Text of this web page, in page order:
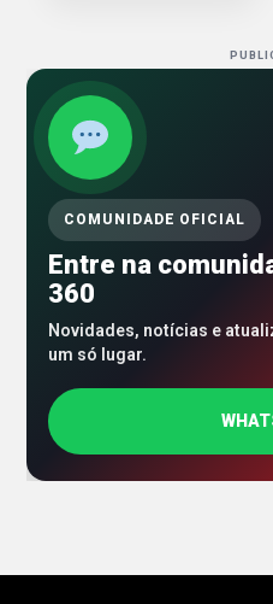
COMUNIDADE OFICIAL
Entre na
360
Novidades, notícias e
um só lugar.